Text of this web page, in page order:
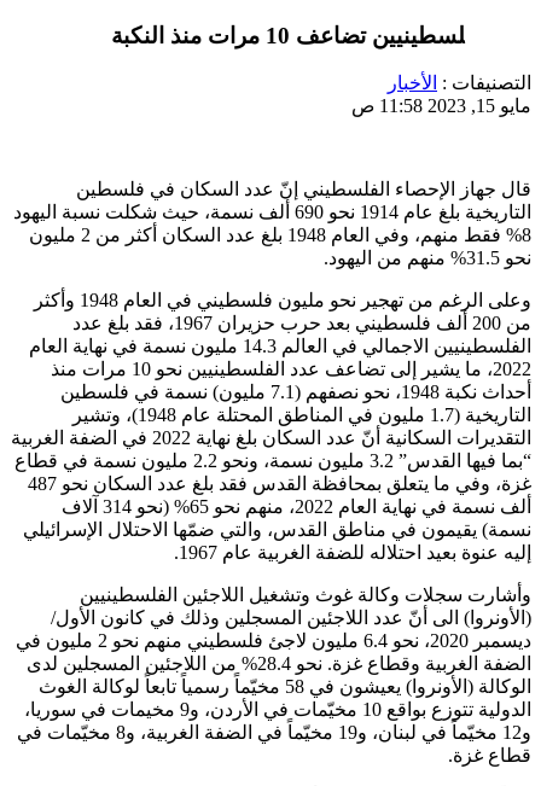
عدد الفلسطينيين تضاعف 10 مرات منذ النكبة
التصنيفات : الأخبار
مايو 15, 2023 11:58 ص
قال جهاز الإحصاء الفلسطيني إنّ عدد السكان في فلسطين
التاريخية بلغ عام 1914 نحو 690 ألف نسمة، حيث شكلت نسبة اليهود
8% فقط منهم، وفي العام 1948 بلغ عدد السكان أكثر من 2 مليون
نحو 31.5% منهم من اليهود.
وعلى الرغم من تهجير نحو مليون فلسطيني في العام 1948 وأكثر
من 200 ألف فلسطيني بعد حرب حزيران 1967، فقد بلغ عدد
الفلسطينيين الاجمالي في العالم 14.3 مليون نسمة في نهاية العام
2022، ما يشير إلى تضاعف عدد الفلسطينيين نحو 10 مرات منذ
أحداث نكبة 1948، نحو نصفهم (7.1 مليون) نسمة في فلسطين
التاريخية (1.7 مليون في المناطق المحتلة عام 1948)، وتشير
التقديرات السكانية أنّ عدد السكان بلغ نهاية 2022 في الضفة الغربية
“بما فيها القدس” 3.2 مليون نسمة، ونحو 2.2 مليون نسمة في قطاع
غزة، وفي ما يتعلق بمحافظة القدس فقد بلغ عدد السكان نحو 487
ألف نسمة في نهاية العام 2022، منهم نحو 65% (نحو 314 آلاف
نسمة) يقيمون في مناطق القدس، والتي ضمّها الاحتلال الإسرائيلي
إليه عنوة بعيد احتلاله للضفة الغربية عام 1967.
وأشارت سجلات وكالة غوث وتشغيل اللاجئين الفلسطينيين
(الأونروا) الى أنّ عدد اللاجئين المسجلين وذلك في كانون الأول/
ديسمبر 2020، نحو 6.4 مليون لاجئ فلسطيني منهم نحو 2 مليون في
الضفة الغربية وقطاع غزة. نحو 28.4% من اللاجئين المسجلين لدى
الوكالة (الأونروا) يعيشون في 58 مخيّماً رسمياً تابعاً لوكالة الغوث
الدولية تتوزع بواقع 10 مخيّمات في الأردن، و9 مخيمات في سوريا،
و12 مخيّماً في لبنان، و19 مخيّماً في الضفة الغربية، و8 مخيّمات في
قطاع غزة.